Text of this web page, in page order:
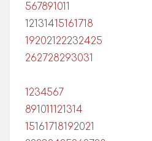
567891011
12131415161718
192021 22232425
262728293031
1 234567
891011121314
15161718192021